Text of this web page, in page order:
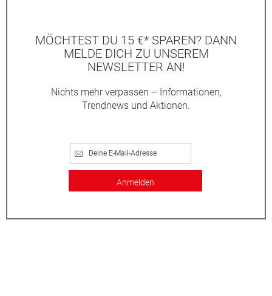
MÖCHTEST DU 15 €* SPAREN? DANN
MELDE DICH ZU UNSEREM
NEWSLETTER AN!
Nichts mehr verpassen – Informationen,
Trendnews und Aktionen.
Anmelden